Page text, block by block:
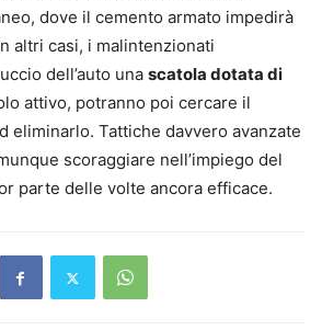
dove il cemento armato impedirà
altri casi, i malintenzionati
dell’auto una scatola dotata di
attivo, potranno poi cercare il
eliminarlo. Tattiche davvero avanzate
scoraggiare nell’impiego del
parte delle volte ancora efficace.